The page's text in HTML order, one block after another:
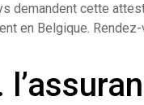
demandent cette
en Belgique.